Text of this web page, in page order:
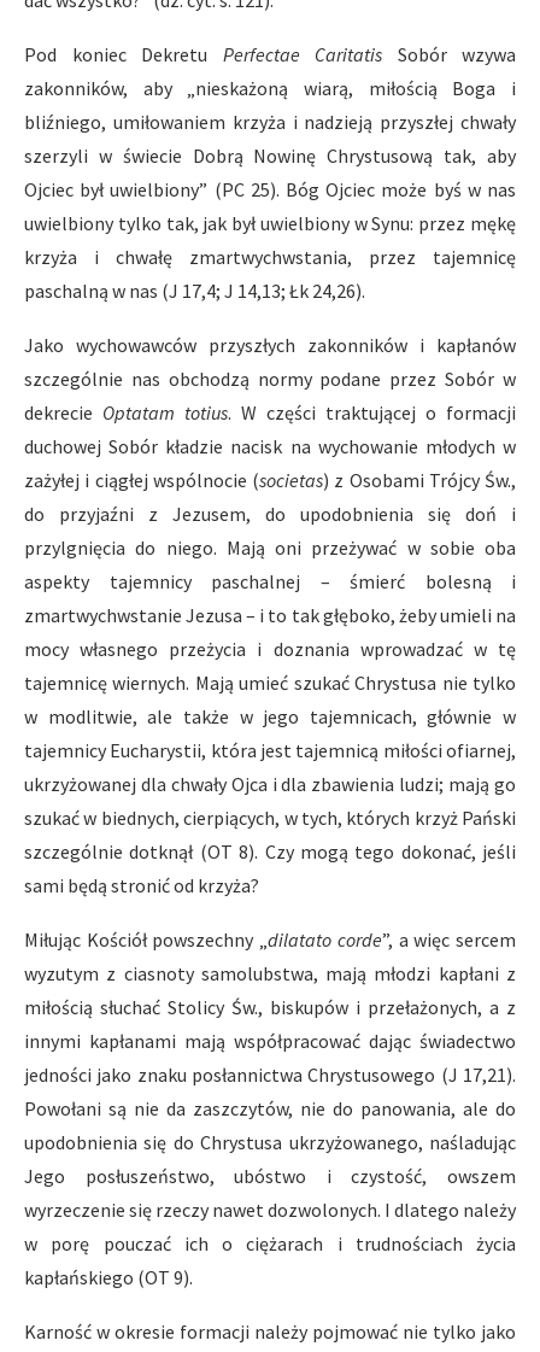
Pod koniec Dekretu Perfectae Caritatis Sobór wzywa
zakonników, aby „nieskażoną wiarą, miłością Boga i
bliźniego, umiłowaniem krzyża i nadzieją przyszłej chwały
szerzyli w świecie Dobrą Nowinę Chrystusową tak, aby
Ojciec był uwielbiony” (PC 25). Bóg Ojciec może byś w nas
uwielbiony tylko tak, jak był uwielbiony w Synu: przez mękę
krzyża i chwałę zmartwychwstania, przez tajemnicę
paschalną w nas (J 17,4; J 14,13; Łk 24,26).
Jako wychowawców przyszłych zakonników i kapłanów
szczególnie nas obchodzą normy podane przez Sobór w
dekrecie Optatam totius. W części traktującej o formacji
duchowej Sobór kładzie nacisk na wychowanie młodych w
zażyłej i ciągłej wspólnocie (societas) z Osobami Trójcy Św.,
do przyjaźni z Jezusem, do upodobnienia się doń i
przylgnięcia do niego. Mają oni przeżywać w sobie oba
aspekty tajemnicy paschalnej – śmierć bolesną i
zmartwychwstanie Jezusa – i to tak głęboko, żeby umieli na
mocy własnego przeżycia i doznania wprowadzać w tę
tajemnicę wiernych. Mają umieć szukać Chrystusa nie tylko
w modlitwie, ale także w jego tajemnicach, głównie w
tajemnicy Eucharystii, która jest tajemnicą miłości ofiarnej,
ukrzyżowanej dla chwały Ojca i dla zbawienia ludzi; mają go
szukać w biednych, cierpiących, w tych, których krzyż Pański
szczególnie dotknął (OT 8). Czy mogą tego dokonać, jeśli
sami będą stronić od krzyża?
Miłując Kościół powszechny „dilatato corde”, a więc sercem
wyzutym z ciasnoty samolubstwa, mają młodzi kapłani z
miłością słuchać Stolicy Św., biskupów i przełażonych, a z
innymi kapłanami mają współpracować dając świadectwo
jedności jako znaku posłannictwa Chrystusowego (J 17,21).
Powołani są nie da zaszczytów, nie do panowania, ale do
upodobnienia się do Chrystusa ukrzyżowanego, naśladując
Jego posłuszeństwo, ubóstwo i czystość, owszem
wyrzeczenie się rzeczy nawet dozwolonych. I dlatego należy
w porę pouczać ich o ciężarach i trudnościach życia
kapłańskiego (OT 9).
Karność w okresie formacji należy pojmować nie tylko jako